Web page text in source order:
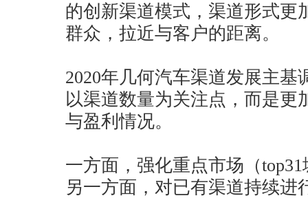
的创新渠道模式，渠道形式更
群众，拉近与客户的距离。
2020年几何汽车渠道发展主基
以渠道数量为关注点，而是更
与盈利情况。
一方面，强化重点市场（
另一方面，对已有渠道持续进